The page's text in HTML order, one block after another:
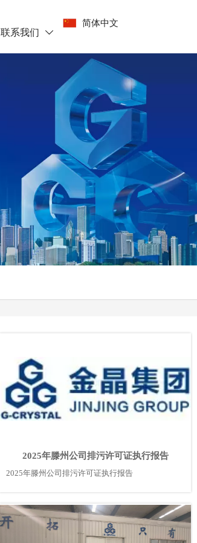
联系我们 
简体中文
2025年滕州公司排污许可证执行报告
2025年滕州公司排污许可证执行报告